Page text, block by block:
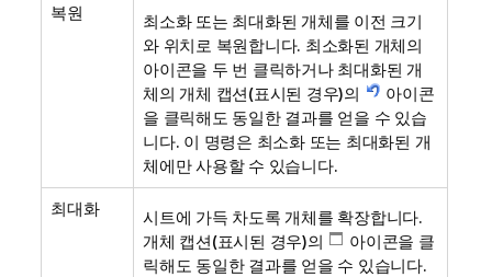
복원
최소화 또는 최대화된 개체를 이전 크기
와 위치로 복원합니다. 최소화된 개체의
아이콘을 두 번 클릭하거나 최대화된 개
체의 개체 캡션(표시된 경우)의
아이콘
을 클릭해도 동일한 결과를 얻을 수 있습
니다. 이 명령은 최소화 또는 최대화된 개
체에만 사용할 수 있습니다.
최대화
시트에 가득 차도록 개체를 확장합니다.
개체 캡션(표시된 경우)의
아이콘을 클
릭해도 동일한 결과를 얻을 수 있습니다.